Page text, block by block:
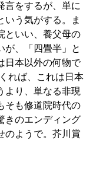
言をするが、単に
いう気がする。ま
といい、養父母の
が、「四畳半」と
日本以外の何物で
れば、これは日本
より、単なる非現
そも修道院時代の
きのエンディング
のようで。芥川賞